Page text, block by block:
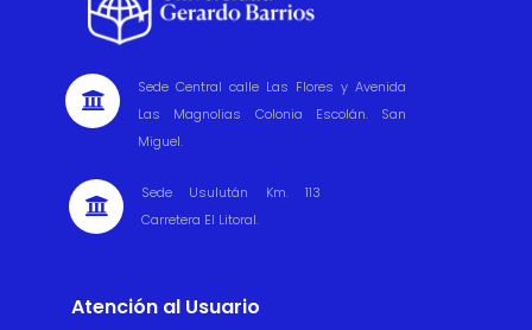

Sede Central calle Las Flores y Avenida
Las Magnolias Colonia Escolán. San
Miguel.

Sede Usulután Km. 113
Carretera El Litoral.
Atención al Usuario